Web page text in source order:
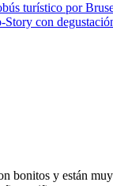
turístico por
Story con
bonitos y están